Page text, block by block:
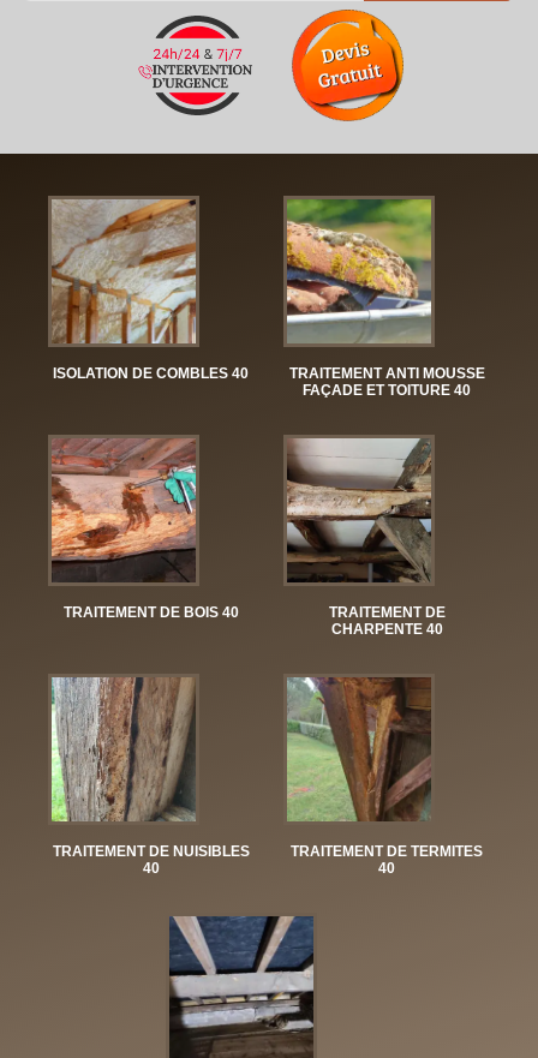
ISOLATION DE COMBLES 40
TRAITEMENT ANTI MOUSSE
FAÇADE ET TOITURE 40
TRAITEMENT DE BOIS 40
TRAITEMENT DE
CHARPENTE 40
TRAITEMENT DE NUISIBLES
40
TRAITEMENT DE TERMITES
40